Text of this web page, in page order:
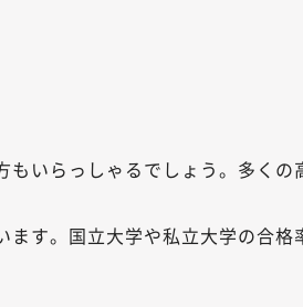
いらっしゃるでしょう。多くの
す。国立大学や私立大学の合格